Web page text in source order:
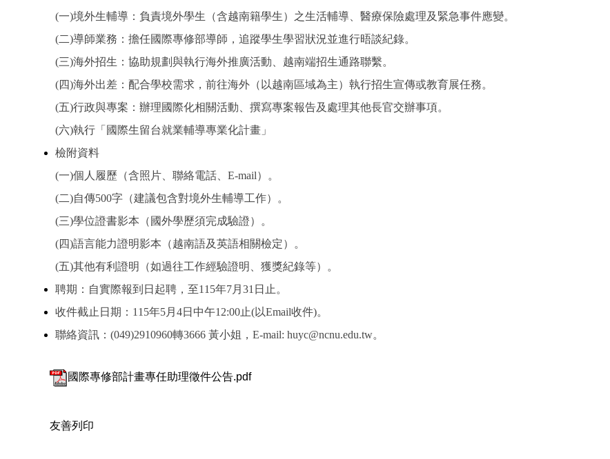
(一)境外生輔導：負責境外學生（含越南籍學生）之生活輔導、醫療保險處理及緊急事件應變。
(二)導師業務：擔任國際專修部導師，追蹤學生學習狀況並進行晤談紀錄。
(三)海外招生：協助規劃與執行海外推廣活動、越南端招生通路聯繫。
(四)海外出差：配合學校需求，前往海外（以越南區域為主）執行招生宣傳或教育展任務。
(五)行政與專案：辦理國際化相關活動、撰寫專案報告及處理其他長官交辦事項。
(六)執行「國際生留台就業輔導專業化計畫」
檢附資料
(一)個人履歷（含照片、聯絡電話、E-mail）。
(二)自傳500字（建議包含對境外生輔導工作）。
(三)學位證書影本（國外學歷須完成驗證）。
(四)語言能力證明影本（越南語及英語相關檢定）。
(五)其他有利證明（如過往工作經驗證明、獲獎紀錄等）。
聘期：自實際報到日起聘，至115年7月31日止。
收件截止日期：115年5月4日中午12:00止(以Email收件)。
聯絡資訊：(049)2910960轉3666 黃小姐，E-mail: huyc@ncnu.edu.tw。
國際專修部計畫專任助理徵件公告.pdf
友善列印